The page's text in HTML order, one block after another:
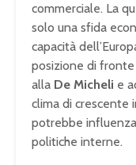
commerciale. La
solo una sfida
capacità
posizione di
alla De Micheli e
clima di crescente
potrebbe
politiche interne.